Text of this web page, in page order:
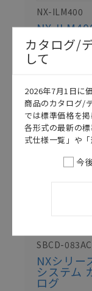
NX-ILM400
NX-
ータシー
2026/07/01 更新
SBCD-083AC
NXシリー
システム
ログ
カタログ/
して
2026年7月1日に
商品のカタログ/
では標準価格を
各形式の最新の
式仕様一覧」や
今